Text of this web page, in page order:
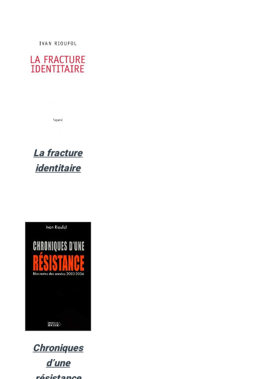
La fracture
identitaire
Chroniques
d’une